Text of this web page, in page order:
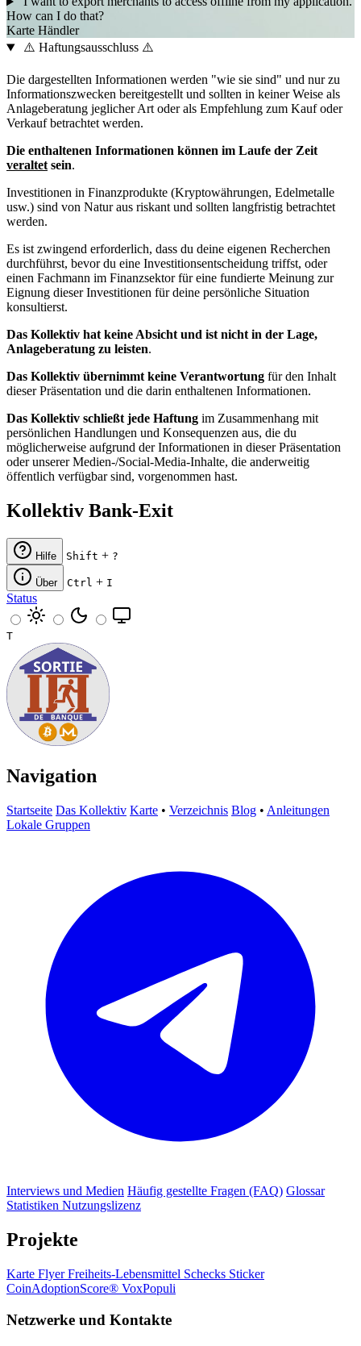
How can I do that?
Karte Händler
⚠️ Haftungsausschluss ⚠️
Die dargestellten Informationen werden "wie sie sind" und nur zu
Informationszwecken bereitgestellt und sollten in keiner Weise als
Anlageberatung jeglicher Art oder als Empfehlung zum Kauf oder
Verkauf betrachtet werden.
Die enthaltenen Informationen können im Laufe der Zeit
veraltet sein.
Investitionen in Finanzprodukte (Kryptowährungen, Edelmetalle
usw.) sind von Natur aus riskant und sollten langfristig betrachtet
werden.
Es ist zwingend erforderlich, dass du deine eigenen Recherchen
durchführst, bevor du eine Investitionsentscheidung triffst, oder
einen Fachmann im Finanzsektor für eine fundierte Meinung zur
Eignung dieser Investitionen für deine persönliche Situation
konsultierst.
Das Kollektiv hat keine Absicht und ist nicht in der Lage,
Anlageberatung zu leisten.
Das Kollektiv übernimmt keine Verantwortung für den Inhalt
dieser Präsentation und die darin enthaltenen Informationen.
Das Kollektiv schließt jede Haftung im Zusammenhang mit
persönlichen Handlungen und Konsequenzen aus, die du
möglicherweise aufgrund der Informationen in dieser Präsentation
oder unserer Medien-/Social-Media-Inhalte, die anderweitig
öffentlich verfügbar sind, vorgenommen hast.
Kollektiv Bank-Exit
Hilfe Shift + ?
Über Ctrl + I
Status
T
Navigation
Startseite Das Kollektiv Karte • Verzeichnis Blog • Anleitungen
Lokale Gruppen
Interviews und Medien Häufig gestellte Fragen (FAQ) Glossar
Statistiken Nutzungslizenz
Projekte
Karte FlyerFreiheits-Lebensmittel Schecks Sticker
CoinAdoptionScore® VoxPopuli
Netzwerke und Kontakte